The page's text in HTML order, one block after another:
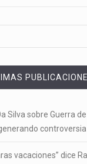
Silva sobre Guerra
controversia
vacaciones” dice